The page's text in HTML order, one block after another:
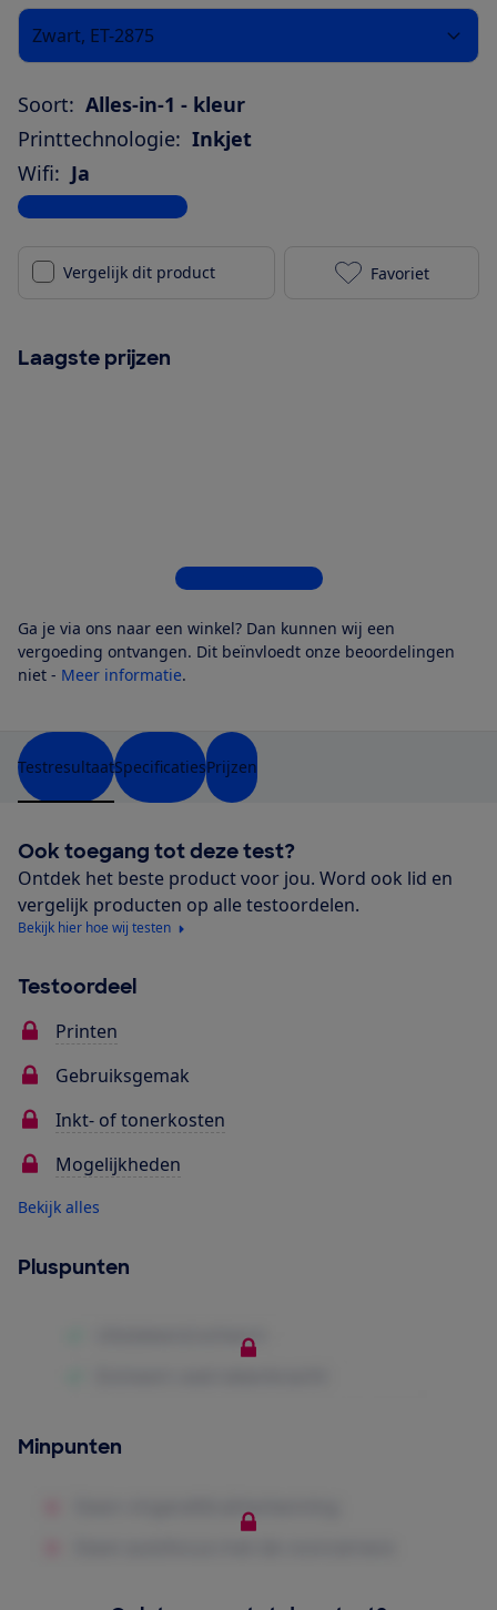
Zwart, ET-2875
Soort: Alles-in-1 - kleur
Printtechnologie: Inkjet
Wifi: Ja
Bekijk alle specificaties
Vergelijk dit product Epson
Favoriet
Laagste prijzen
Bekijk alle 7 winkels
Ga je via ons naar een winkel? Dan kunnen wij een
vergoeding ontvangen. Dit beïnvloedt onze beoordelingen
niet - Meer informatie.
TestresultaatSpecificatiesPrijzen
Ook toegang tot deze test?
Ontdek het beste product voor jou. Word ook lid en
vergelijk producten op alle testoordelen.
Bekijk hier hoe wij testen
Testoordeel
Printen
Gebruiksgemak
Inkt- of tonerkosten
Mogelijkheden
Bekijk alles
Pluspunten
Minpunten